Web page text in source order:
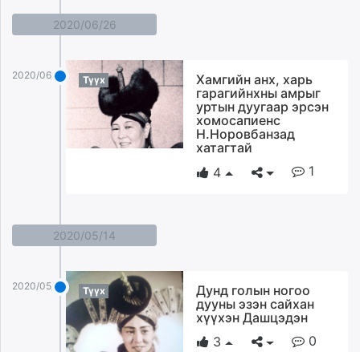
2020/06/26
2020/06/26 Түүх
Хамгийн анх, харь
гарагийнхны амрыг
уртын дуугаар эрсэн
хомосапиенс
Н.Норовбанзад
хатагтай
4
1
2020/05/14
2020/05/14 Түүх
Дунд голын ногоо
дууны эзэн сайхан
хүүхэн Дашцэдэн
3
0